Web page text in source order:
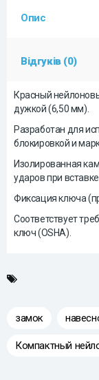
Опис
Відгуків (0)
Красный
дужкой (6,50 мм).
Разработан для
блокировкой и
Изолированная
ударов при
Фиксация ключа
Соответствует
ключ (OSHA).
замок
Компактный